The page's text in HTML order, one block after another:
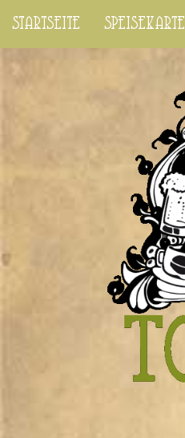
startseite speisekarte